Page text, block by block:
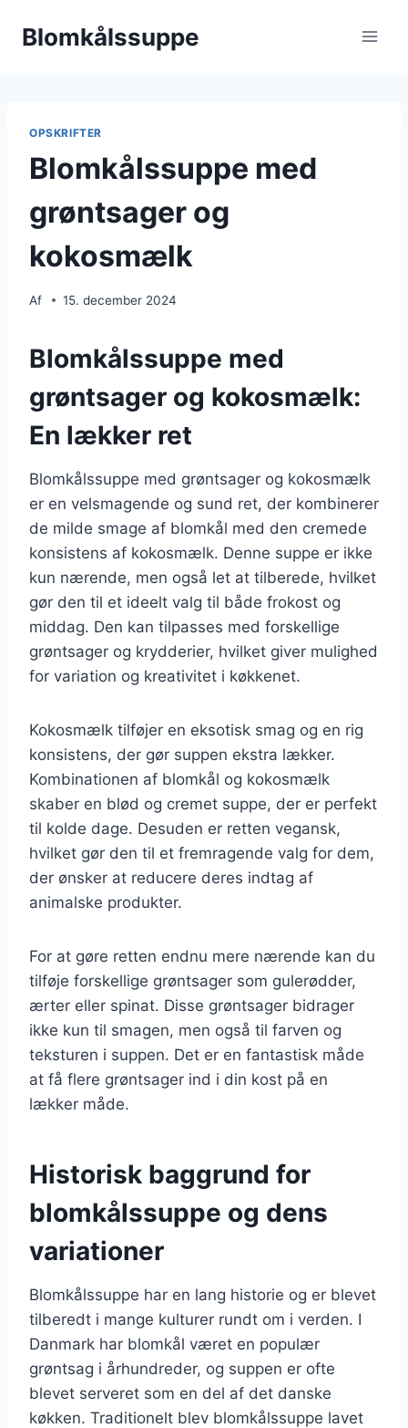
Blomkålssuppe
OPSKRIFTER
Blomkålssuppe med
grøntsager og
kokosmælk
Af 15. december 2024
Blomkålssuppe med
grøntsager og kokosmælk:
En lækker ret
Blomkålssuppe med grøntsager og kokosmælk
er en velsmagende og sund ret, der kombinerer
de milde smage af blomkål med den cremede
konsistens af kokosmælk. Denne suppe er ikke
kun nærende, men også let at tilberede, hvilket
gør den til et ideelt valg til både frokost og
middag. Den kan tilpasses med forskellige
grøntsager og krydderier, hvilket giver mulighed
for variation og kreativitet i køkkenet.
Kokosmælk tilføjer en eksotisk smag og en rig
konsistens, der gør suppen ekstra lækker.
Kombinationen af blomkål og kokosmælk
skaber en blød og cremet suppe, der er perfekt
til kolde dage. Desuden er retten vegansk,
hvilket gør den til et fremragende valg for dem,
der ønsker at reducere deres indtag af
animalske produkter.
For at gøre retten endnu mere nærende kan du
tilføje forskellige grøntsager som gulerødder,
ærter eller spinat. Disse grøntsager bidrager
ikke kun til smagen, men også til farven og
teksturen i suppen. Det er en fantastisk måde
at få flere grøntsager ind i din kost på en
lækker måde.
Historisk baggrund for
blomkålssuppe og dens
variationer
Blomkålssuppe har en lang historie og er blevet
tilberedt i mange kulturer rundt om i verden. I
Danmark har blomkål været en populær
grøntsag i århundreder, og suppen er ofte
blevet serveret som en del af det danske
køkken. Traditionelt blev blomkålssuppe lavet